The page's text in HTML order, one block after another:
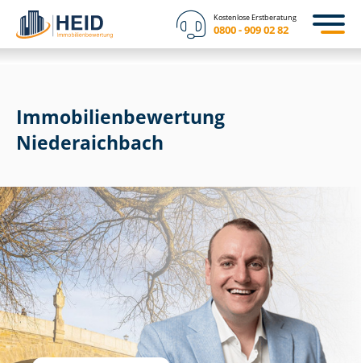
Kostenlose Erstberatung
0800 - 909 02 82
Immobilien­bewertung
Niederaichbach